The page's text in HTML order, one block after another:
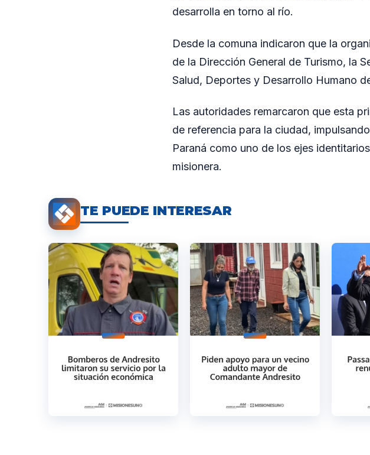
desarrolla en torno al río.
Desde la comuna indicaron que la
de la Dirección General de Turismo, la
Salud, Deportes y Desarrollo Humano
Las autoridades remarcaron que esta
de referencia para la ciudad,
Paraná como uno de los ejes
misionera.
TE PUEDE INTERESAR